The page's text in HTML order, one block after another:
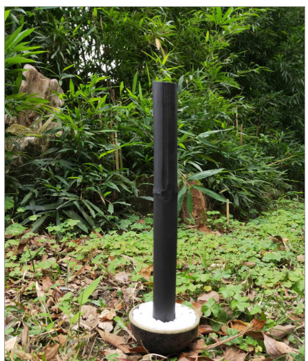
放假出遊，來竹山璞園享受一趟竹與木化石的自然之旅吧！
竹子的專家，有任何與竹相關的問題歡迎找璞園！